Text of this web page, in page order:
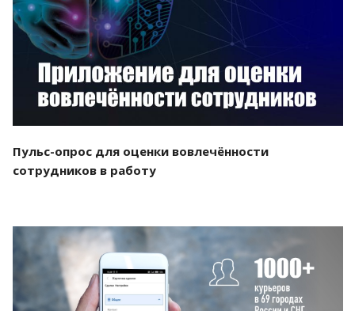
Смотреть проект
Пульс-опрос для оценки вовлечённости
сотрудников в работу